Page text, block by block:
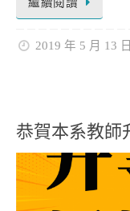
2019 年 5 月 13 日
恭賀本系教師